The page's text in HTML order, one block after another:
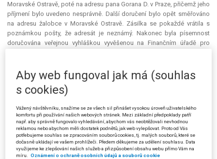
Moravské Ostravě, poté na adresu pana Gorana D. v Praze, přičemž jeho
příjmení bylo uvedeno nesprávně. Další doručení bylo opět směřováno
na adresu žalobce v Moravské Ostravě. Zásilka se pokaždé vrátila s
poznámkou pošty, že adresát je neznámý. Nakonec byla písemnost
doručována veřejnou vyhláškou vyvěšenou na Finančním úřadě pro
pohledávky na peněžní prostředky dlužníka na účtech vedených u bank
ve výši odpovídající dlužné dani a exekučním nákladům.
Žalobce podal proti exekučnímu příkazu odvolání, které žalovaný
zamítl. Žalovaný mj. poukázal na neúspěšné doručování poplatníkovi a
nezbytnost doručení veřejnou vyhláškou.
Žalobce podal u Městského soudu v Praze žalobu proti zamítavému
rozhodnutí žalovaného. Městský soud dospěl k závěru, že žalovaný
nedoručil platební výměr v souladu se zákonem, neboť pro doručení
Aby web fungoval jak má (souhlas
s cookies)
Vážený návštěvníku, snažíme se ze všech sil přinášet vysokou úroveň uživatelského
komfortu při používání našich webových stránek. Mezi základní předpoklady patří
např. aby správně fungovalo vyhledávání, abychom vás neobtěžovali nevhodnou
reklamou nebo abychom měli dostatek podnětů, jak web vylepšovat. Proto od Vás
potřebujeme souhlas se zpracováním souborů cookies, tj. malých souborů, které se
dočasně ukládají ve vašem prohlížeči. Předem děkujeme za udělení souhlasu. Data
využijeme ke zlepšování našich služeb a přizpůsobení obsahu webu přímo Vám na
míru.
Oznámení o ochraně osobních údajů a souborů cookie